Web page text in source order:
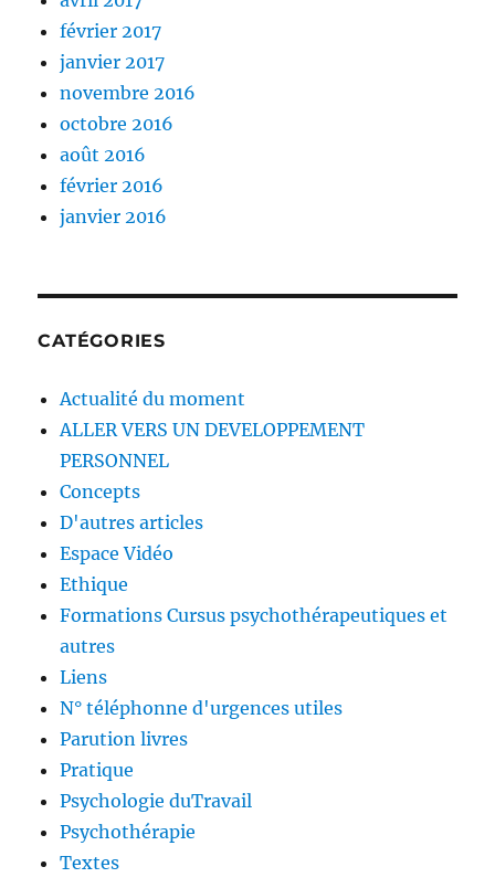
février 2017
janvier 2017
novembre 2016
octobre 2016
août 2016
février 2016
janvier 2016
CATÉGORIES
Actualité du moment
ALLER VERS UN DEVELOPPEMENT
PERSONNEL
Concepts
D'autres articles
Espace Vidéo
Ethique
Formations Cursus psychothérapeutiques et
autres
Liens
N° téléphonne d'urgences utiles
Parution livres
Pratique
Psychologie duTravail
Psychothérapie
Textes